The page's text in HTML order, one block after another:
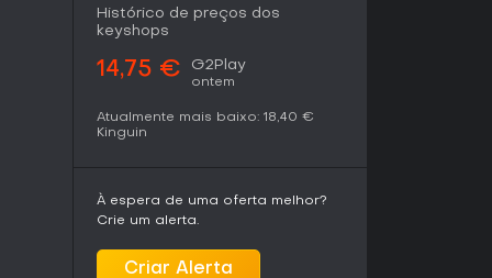
Histórico de preços dos
keyshops
14,75 € G2Play
ontem
Atualmente mais baixo: 18,40 €
Kinguin
À espera de uma oferta melhor?
Crie um alerta.
Criar Alerta